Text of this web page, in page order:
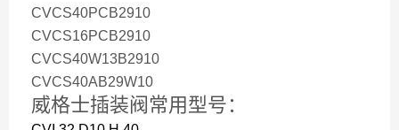
CVCS40PCB2910
CVCS16PCB2910
CVCS40W13B2910
CVCS40AB29W10
威格士插装阀常用型号：